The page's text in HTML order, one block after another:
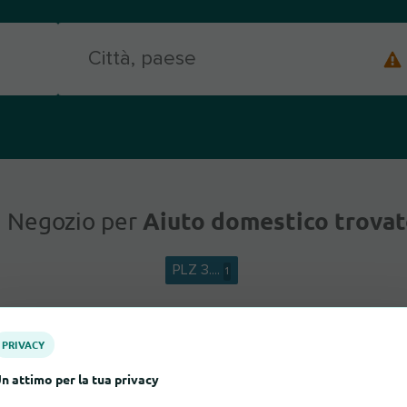
Negozio perAiuto domestico
PLZ 3.... 1
PRIVACY
attimo per la tua privacy